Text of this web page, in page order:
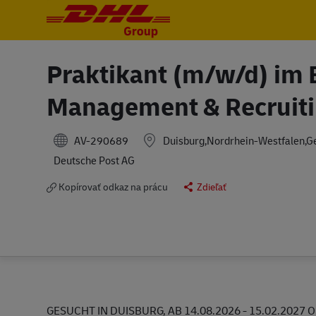
Praktikant (m/w/d) im
Management &
AV-290689 Duisburg,Nordrhein-
Deutsche Post AG
Kopírovať odkaz na prácu
Zdieľať
GESUCHT IN DUISBURG, AB 14.08.2026 - 15.02.2027